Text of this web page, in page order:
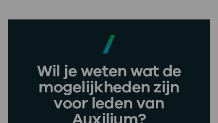
PDF van alle zakelijke rekeningen.
Voor aanvragen vanaf €250.000 vragen wij om:
Bankafschriften van de afgelopen 12 maanden in
PDF van alle zakelijke rekeningen kolommenbalans
lopend boekjaar.
Jaarcijfers van het voorgaand boekjaar.
Debiteuren- & crediteuren overzicht incl.
Wil je weten wat de
mogelijkheden zijn
voor leden van